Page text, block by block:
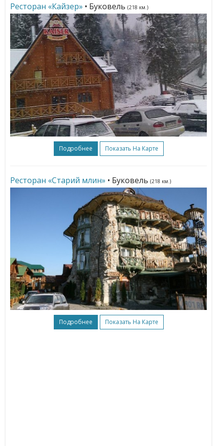
Ресторан «Кайзер» • Буковель (218 км.)
Подробнее Показать На Карте
Ресторан «Старий млин» • Буковель (218 км.)
Подробнее Показать На Карте